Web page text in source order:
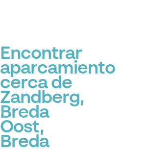
Encontrar
aparcamiento
cerca de
Zandberg,
Breda
Oost,
Breda